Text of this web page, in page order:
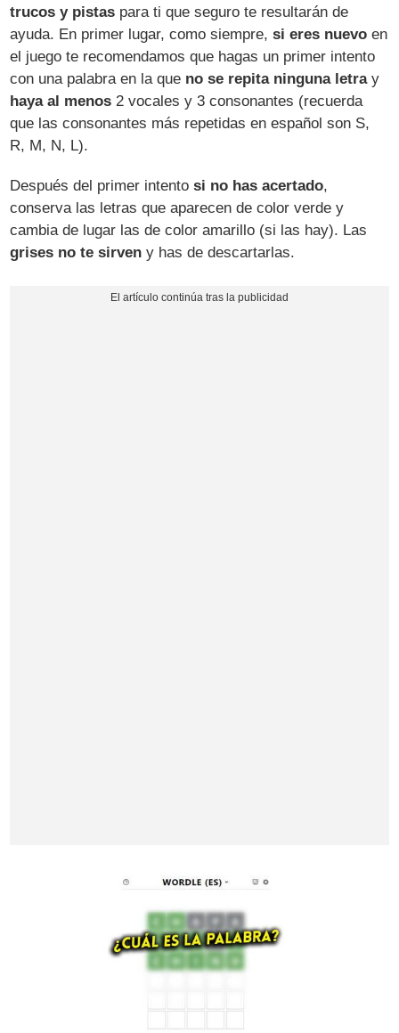
trucos y pistas para ti que seguro te resultarán de
ayuda. En primer lugar, como siempre,si eres nuevo en
el juego te recomendamos que hagas un primer intento
con una palabra en la que no se repita ninguna letray
haya al menos 2 vocales y 3 consonantes (recuerda
que las consonantes más repetidas en español son S,
R, M, N, L).
Después del primer intentosi no has acertado,
conserva las letras que aparecen de color verde y
cambia de lugar las de color amarillo (si las hay). Las
grises no te sirven y has de descartarlas.